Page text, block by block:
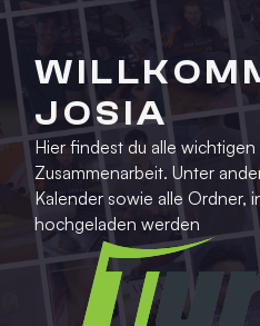
JOSIA
Hier findest du alle wichtigen
Zusammenarbeit. Unter
Kalender sowie alle Ordner,
hochgeladen werden